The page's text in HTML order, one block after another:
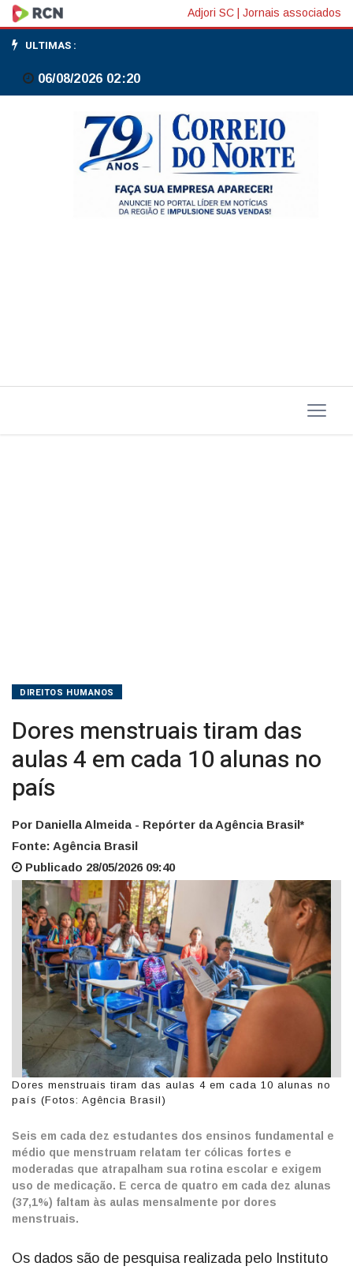
Dores
menstruais
tiram
país
Adjori SC Jornais associados
ULTIMAS :
06/08/2026 02:20
DIREITOS HUMANOS
Dores menstruais tiram das
aulas 4 em cada 10 alunas no
país
Por Daniella Almeida - Repórter da Agência Brasil*
Fonte: Agência Brasil
Publicado 28/05/2026 09:40
Dores menstruais tiram das aulas 4 em cada 10 alunas no
país (Fotos: Agência Brasil)
Seis em cada dez estudantes dos ensinos fundamental e
médio que menstruam relatam ter cólicas fortes e
moderadas que atrapalham sua rotina escolar e exigem
uso de medicação. E cerca de quatro em cada dez alunas
(37,1%) faltam às aulas mensalmente por dores
menstruais.
Os dados são de pesquisa realizada pelo Instituto